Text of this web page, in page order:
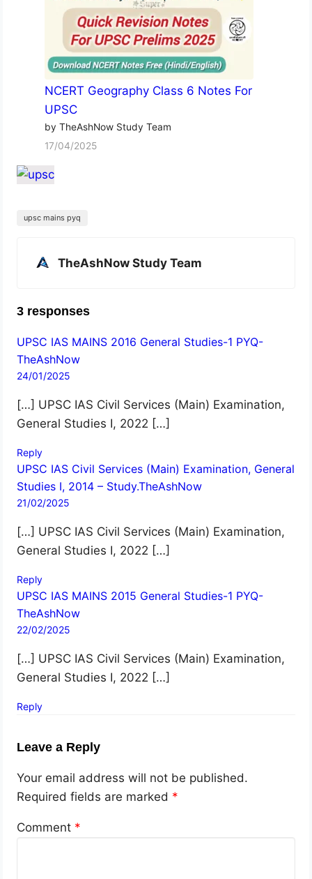
NCERT Geography Class 6 Notes For
UPSC
by TheAshNow Study Team
17/04/2025
upsc mains pyq
TheAshNow Study Team
3 responses
UPSC IAS MAINS 2016 General Studies-1 PYQ-
TheAshNow
24/01/2025
[…] UPSC IAS Civil Services (Main) Examination,
General Studies I, 2022 […]
Reply
UPSC IAS Civil Services (Main) Examination, General
Studies I, 2014 – Study.TheAshNow
21/02/2025
[…] UPSC IAS Civil Services (Main) Examination,
General Studies I, 2022 […]
Reply
UPSC IAS MAINS 2015 General Studies-1 PYQ-
TheAshNow
22/02/2025
[…] UPSC IAS Civil Services (Main) Examination,
General Studies I, 2022 […]
Reply
Leave a Reply
Your email address will not be published.
Required fields are marked *
Comment *